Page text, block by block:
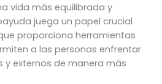
vida más equilibrada y
juega un papel crucial
proporciona herramientas
a las personas enfrentar
y externos de manera más